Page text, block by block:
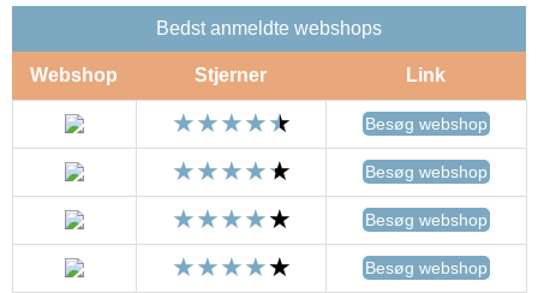
Bedst anmeldte webshops
Webshop Stjerner Link
Besøg webshop
Besøg webshop
Besøg webshop
Besøg webshop